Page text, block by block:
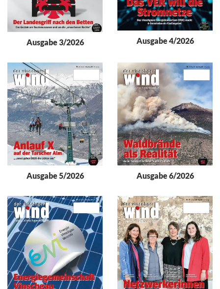
Ausgabe 3/2026 Ausgabe 4/2026
Ausgabe 5/2026 Ausgabe 6/2026